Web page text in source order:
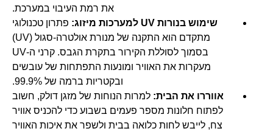
את רמת העיבוי במערכת.
שימוש בנורות UV למערכות מיזוג:
פתרון טכנולוגי
מתקדם הוא התקנה של מנורת אולטרה-סגול (UV)
בסמוך לסוללת הקירור בתקרת הגבס. קרני ה-UV
מעקרות את האוויר ומונעות התפתחות של עובשים
ובקטריות ברמה של 99.9%.
אווררו את הבית: למרות הנוחות של מזגן דולק, חשוב
לפתוח חלונות מספר פעמים בשבוע כדי להכניס אוויר
צח, לייבש לחות כלואה בבית ולשפר את איכות האוויר